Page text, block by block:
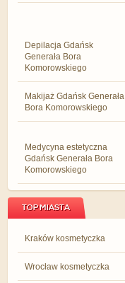
Depilacja Gdańsk
Generała Bora
Komorowskiego
Makijaż Gdańsk Generała
Bora Komorowskiego
Medycyna estetyczna
Gdańsk Generała Bora
Komorowskiego
TOP MIASTA
Kraków kosmetyczka
Wrocław kosmetyczka